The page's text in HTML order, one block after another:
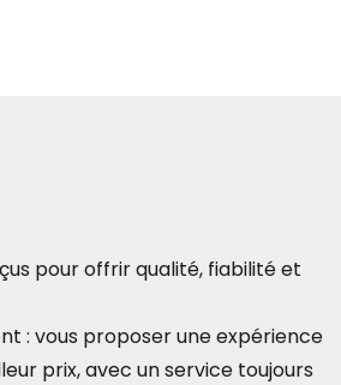
pour offrir qualité, fiabilité et
: vous proposer une expérience
prix, avec un service toujours